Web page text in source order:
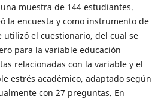
muestra de 144 estudiantes.
la encuesta y como instrumento de
utilizó el cuestionario, del cual se
para la variable educación
relacionadas con la variable y el
estrés académico, adaptado según
con 27 preguntas. En